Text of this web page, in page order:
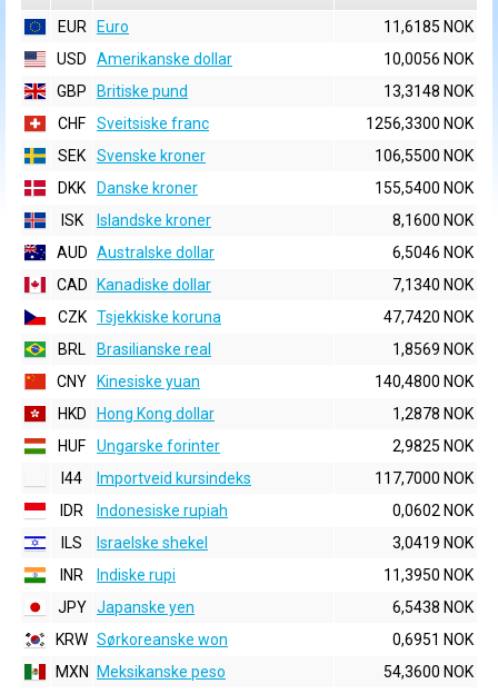
EUR
Euro
11,6185 NOK
USD
Amerikanske dollar
10,0056 NOK
GBP
Britiske pund
13,3148 NOK
CHF
Sveitsiske franc
1256,3300 NOK
SEK
Svenske kroner
106,5500 NOK
DKK
Danske kroner
155,5400 NOK
ISK
Islandske kroner
8,1600 NOK
AUD Australske dollar
6,5046 NOK
CAD
Kanadiske dollar
7,1340 NOK
CZK Tsjekkiske koruna
47,7420 NOK
BRL
Brasilianske real
1,8569 NOK
CNY
Kinesiske yuan
140,4800 NOK
HKD
Hong Kong dollar
1,2878 NOK
HUF
Ungarske forinter
2,9825 NOK
I44
Importveid kursindeks
117,7000 NOK
IDR
Indonesiske rupiah
0,0602 NOK
ILS
Israelske shekel
3,0419 NOK
INR
Indiske rupi
11,3950 NOK
JPY Japanske yen
6,5438 NOK
KRW Sørkoreanske won
0,6951 NOK
MXN
Meksikanske peso
54,3600 NOK